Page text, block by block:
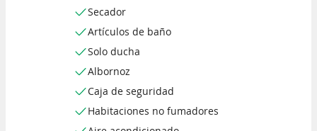
Secador
Artículos de baño
Solo ducha
Albornoz
Caja de seguridad
Habitaciones no fumadores